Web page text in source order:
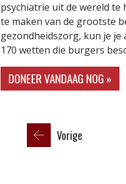
psychiatrie uit de wereld te
te maken van de grootste
gezondheidszorg, kun je
170 wetten die burgers
DONEER VANDAAG NOG »
Vorige